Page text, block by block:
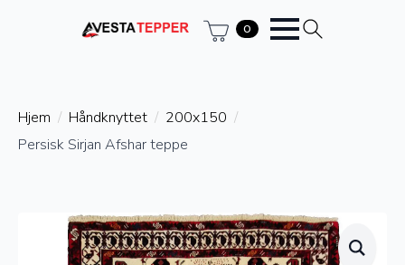
0
Hjem Håndknyttet
200x150
Persisk Sirjan Afshar teppe